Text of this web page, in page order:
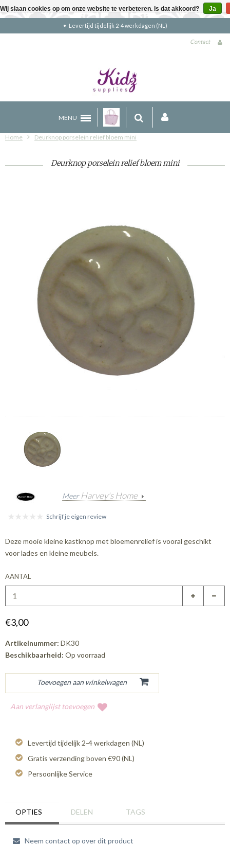
Gratis verzending boven €90 (NL)
Contact
MENU
Home Deurknop porselein relief bloem mini
Deurknop porselein relief bloem mini
Meer Harvey's Home
Schrijf je eigen review
Deze mooie kleine kastknop met bloemenrelief is vooral geschikt
voor lades en kleine meubels.
AANTAL
€3,00
Artikelnummer: DK30
Beschikbaarheid: Op voorraad
Aan verlanglijst toevoegen
Levertijd tijdelijk 2-4 werkdagen (NL)
Gratis verzending boven €90 (NL)
Persoonlijke Service
OPTIES DELEN TAGS
Neem contact op over dit product
Wij slaan cookies op om onze website te verbeteren. Is dat akkoord? Ja